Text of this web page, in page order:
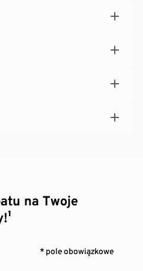
na Twoje
* pole obowiązkowe